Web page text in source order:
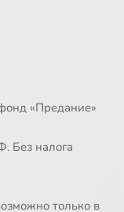
«Предание»
Без налога
только в